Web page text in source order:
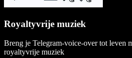
Royaltyvrije muziek
Breng je Telegram-voice-over tot leven
royaltyvrije muziek